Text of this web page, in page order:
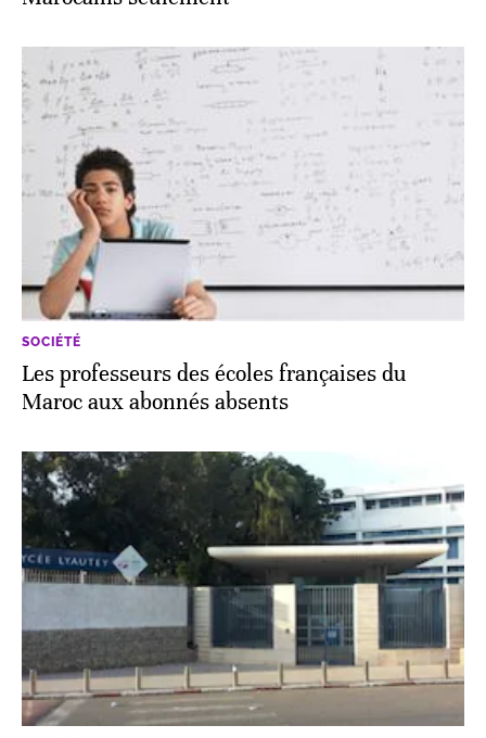
SOCIÉTÉ
Les professeurs des écoles françaises du
Maroc aux abonnés absents